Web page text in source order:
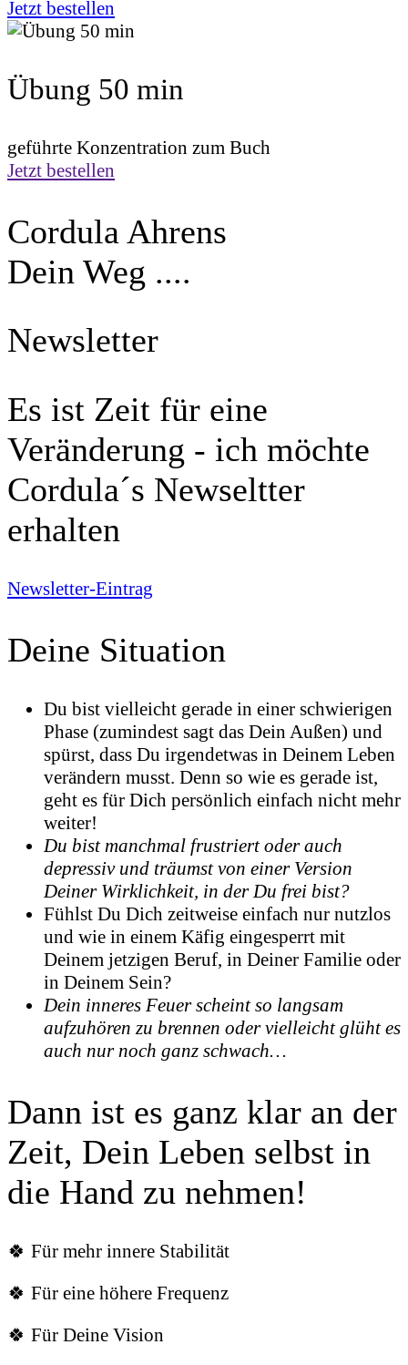
Jetzt bestellen
Übung 50 min
geführte Konzentration zum Buch
Jetzt bestellen
Cordula Ahrens
Dein Weg ....
Newsletter
Es ist Zeit für eine
Veränderung - ich möchte
Cordula´s Newseltter
erhalten
Newsletter-Eintrag
Deine Situation
Du bist vielleicht gerade in einer schwierigen
Phase (zumindest sagt das Dein Außen) und
spürst, dass Du irgendetwas in Deinem Leben
verändern musst. Denn so wie es gerade ist,
geht es für Dich persönlich einfach nicht mehr
weiter!
Du bist manchmal frustriert oder auch
depressiv und träumst von einer Version
Deiner Wirklichkeit, in der Du frei bist?
Fühlst Du Dich zeitweise einfach nur nutzlos
und wie in einem Käfig eingesperrt mit
Deinem jetzigen Beruf, in Deiner Familie oder
in Deinem Sein?
Dein inneres Feuer scheint so langsam
aufzuhören zu brennen oder vielleicht glüht es
auch nur noch ganz schwach…
Dann ist es ganz klar an der
Zeit, Dein Leben selbst in
die Hand zu nehmen!
🍀 Für mehr innere Stabilität
🍀 Für eine höhere Frequenz
🍀 Für Deine Vision